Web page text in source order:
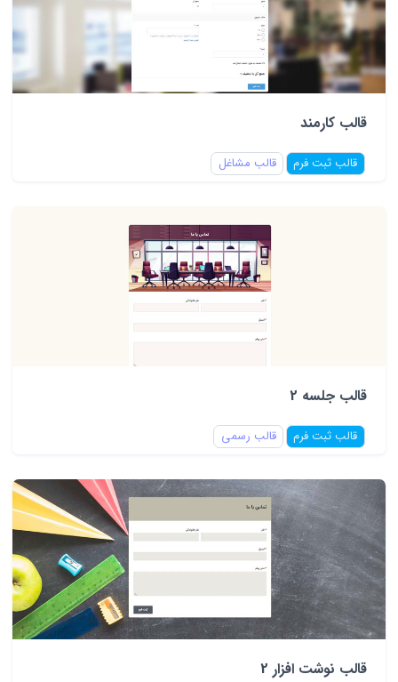
قالب کارمند
قالب ثبت فرم قالب مشاغل
قالب جلسه 2
قالب ثبت فرم قالب رسمی
قالب نوشت افزار 2